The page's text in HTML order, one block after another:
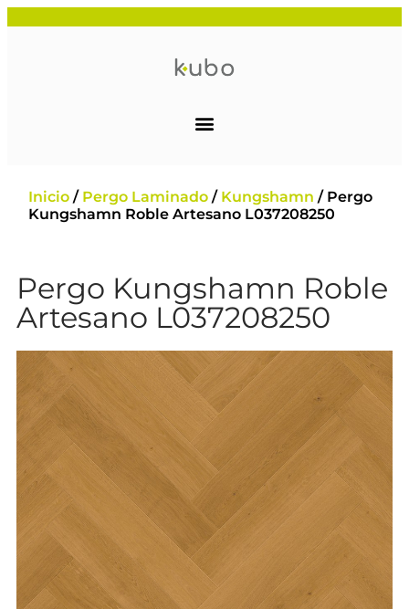
Inicio / Pergo Laminado / Kungshamn / Pergo
Kungshamn Roble Artesano L037208250
Pergo Kungshamn Roble
Artesano L037208250